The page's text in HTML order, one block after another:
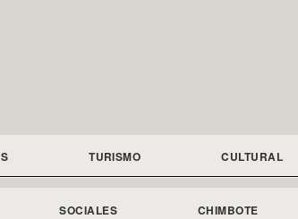
TURISMO CULTURAL
SOCIALES CHIMBOTE